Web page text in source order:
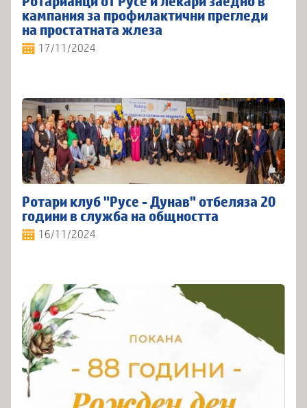
кампания за профилактични прегледи
на простатната жлеза
17/11/2024
Ротари клуб "Русе - Дунав" отбеляза 20
години в служба на общността
16/11/2024